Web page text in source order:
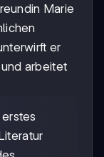
Marie
er
arbeitet